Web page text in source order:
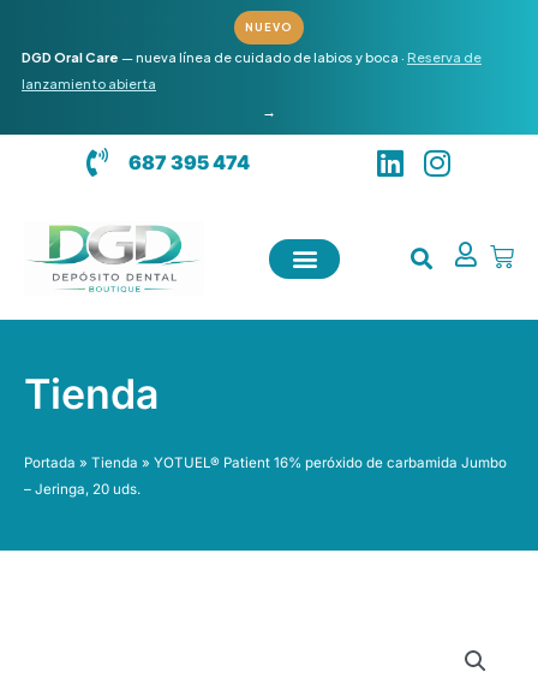
contenido
NUEVO
DGD Oral Care — nueva línea de cuidado de labios y boca · Reserva de
lanzamiento abierta
→
687 395 474
L
d
I
g
Tienda
Portada » Tienda » YOTUEL® Patient 16% peróxido de carbamida Jumbo
– Jeringa, 20 uds.